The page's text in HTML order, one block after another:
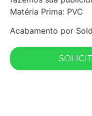
Matéria Prima: PVC
Acabamento por